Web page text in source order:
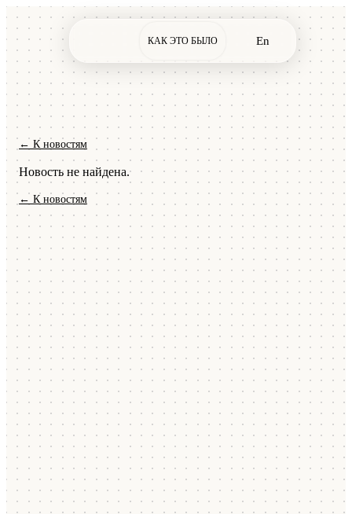
КАК ЭТО БЫЛО En
← К новостям
Новость не найдена.
← К новостям